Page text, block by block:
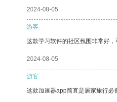
2024-08-05
游客
这款学习软件的社区氛围非常好，
2024-08-05
游客
这款加速器app简直是居家旅行必